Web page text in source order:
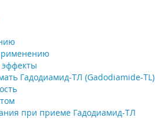
Гадодиамид-ТЛ (Gadodiamide-TL)
при приеме Гадодиамид-ТЛ